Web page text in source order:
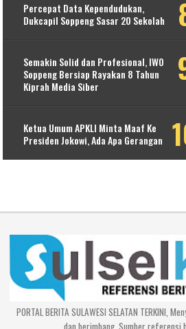
Percepat Data Kependudukan,
Dukcapil Soppeng Sasar 20 Sekolah
Semakin Solid dan Profesional, IWO
Soppeng Bersiap Rayakan 8 Tahun
Kiprah Media Siber
Ketua Umum APKLI Minta Maaf Ke
Presiden Jokowi, Ada Apa Gerangan
PORTAL BERITA SULAWESI SELATAN TERKINI,